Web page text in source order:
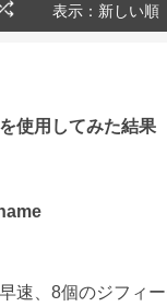
表示：新しい順
使用してみた結果
速、8個のジフィ